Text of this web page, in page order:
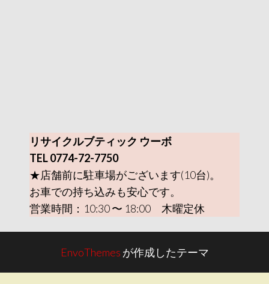
リサイクルブティック ウーボ
TEL 0774-72-7750
★店舗前に駐車場がございます(10台)。
お車での持ち込みも安心です。
営業時間：10:30 〜 18:00 木曜定休
EnvoThemes が作成したテーマ